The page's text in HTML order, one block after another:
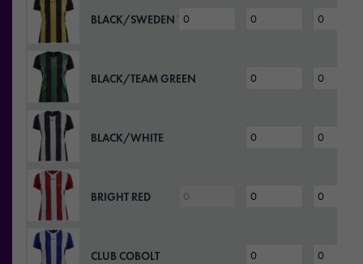
BLACK/SWEDEN YELLOW
BLACK/TEAM GREEN
BLACK/WHITE
BRIGHT RED
CLUB COBOLT